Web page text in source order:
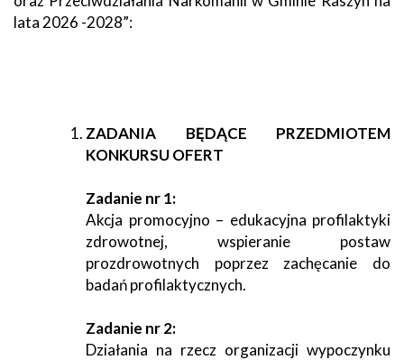
lata 2026 -2028”:
ZADANIA BĘDĄCE PRZEDMIOTEM
KONKURSU OFERT
Zadanie nr 1:
Akcja promocyjno – edukacyjna profilaktyki
zdrowotnej, wspieranie postaw
prozdrowotnych poprzez zachęcanie do
badań profilaktycznych.
Zadanie nr 2:
Działania na rzecz organizacji wypoczynku